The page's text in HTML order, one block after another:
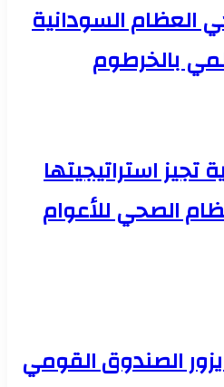
العظام السودانية
بالخرطوم
تجيز استراتيجيتها
الصحي للأعوام
الصندوق القومي